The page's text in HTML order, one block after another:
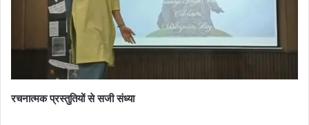
रचनात्मक प्रस्तुतियों से सजी संध्या